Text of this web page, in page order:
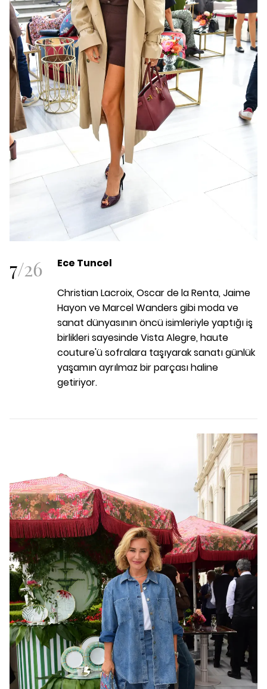
7/26 Ece Tuncel
Christian Lacroix, Oscar de la Renta, Jaime
Hayon ve Marcel Wanders gibi moda ve
sanat dünyasının öncü isimleriyle yaptığı iş
birlikleri sayesinde Vista Alegre, haute
couture'ü sofralara taşıyarak sanatı günlük
yaşamın ayrılmaz bir parçası haline
getiriyor.